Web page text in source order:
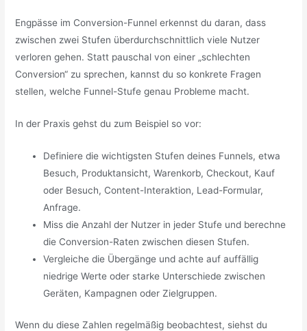
Engpässe im Conversion-Funnel erkennst du daran, dass
zwischen zwei Stufen überdurchschnittlich viele Nutzer
verloren gehen. Statt pauschal von einer „schlechten
Conversion“ zu sprechen, kannst du so konkrete Fragen
stellen, welche Funnel-Stufe genau Probleme macht.
In der Praxis gehst du zum Beispiel so vor:
Definiere die wichtigsten Stufen deines Funnels, etwa
Besuch, Produktansicht, Warenkorb, Checkout, Kauf
oder Besuch, Content-Interaktion, Lead-Formular,
Anfrage.
Miss die Anzahl der Nutzer in jeder Stufe und berechne
die Conversion-Raten zwischen diesen Stufen.
Vergleiche die Übergänge und achte auf auffällig
niedrige Werte oder starke Unterschiede zwischen
Geräten, Kampagnen oder Zielgruppen.
Wenn du diese Zahlen regelmäßig beobachtest, siehst du